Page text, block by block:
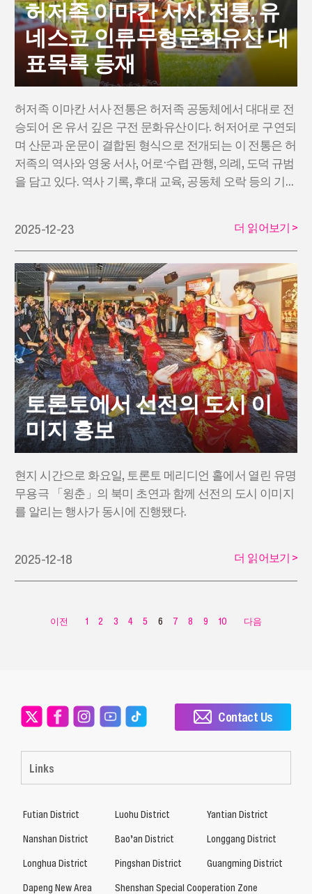
허저족 이마칸 서사 전통, 유
네스코 인류무형문화유산 대
표목록 등재
허저족 이마칸 서사 전통은 허저족 공동체에서 대대로 전
승되어 온 유서 깊은 구전 문화유산이다. 허저어로 구연되
며 산문과 운문이 결합된 형식으로 전개되는 이 전통은 허
저족의 역사와 영웅 서사, 어로·수렵 관행, 의례, 도덕 규범
을 담고 있다. 역사 기록, 후대 교육, 공동체 오락 등의 기능
2025-12-23 더 읽어보기 >
토론토에서 선전의 도시 이
미지 홍보
현지 시간으로 화요일, 토론토 메리디언 홀에서 열린 유명
무용극 「윙춘」의 북미 초연과 함께 선전의 도시 이미지
를 알리는 행사가 동시에 진행됐다.
2025-12-18 더 읽어보기 >
이전 1 2 3 4 5 6 7 8 9 10 다음
Links
Contact Us
Futian District Luohu District
Yantian District
Nanshan District
Bao’an District
Longgang District
Longhua District
Pingshan District
Guangming District
Dapeng New Area
Shenshan Special Cooperation Zone